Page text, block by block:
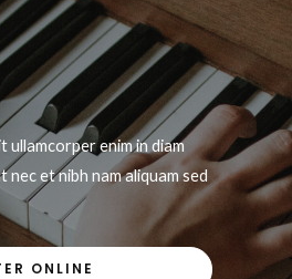
ullamcorper enim in diam
nec et nibh nam aliquam sed
ONLINE